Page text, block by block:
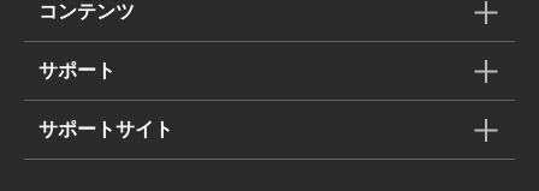
コンテンツ
サポート
サポートサイト